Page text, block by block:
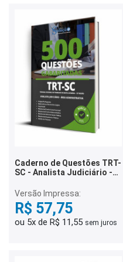
Caderno de Questões TRT-
SC - Analista Judiciário -
Questões Gabaritadas
Versão Impressa:
R$ 57,75
ou 5x de R$ 11,55 sem juros